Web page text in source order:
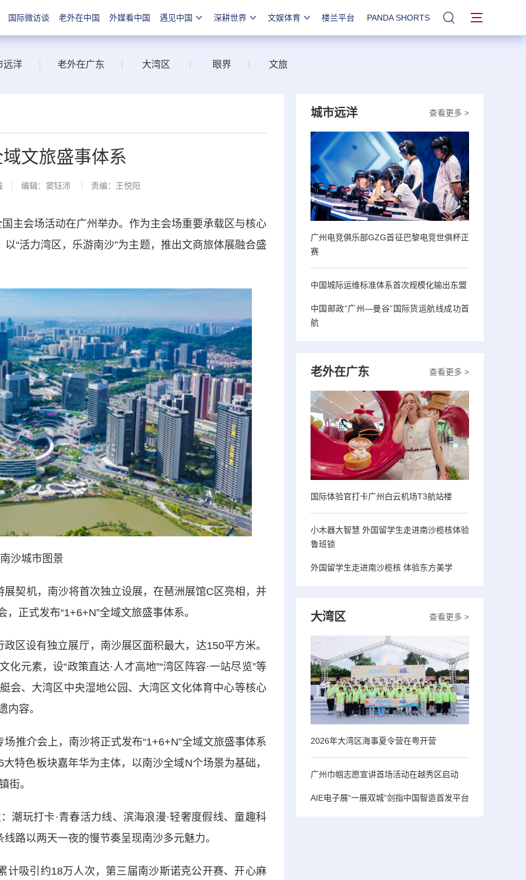
国际微访谈 老外在中国 外媒看中国 遇见中国 深耕世界 文娱体育 楼兰平台 PANDA SHORTS 站内搜索
远洋 老外在广东 大湾区 眼界 文旅
文旅盛事体系
编辑：窦钰沛 责编：王悦阳
会场活动在广州举办。作为主会场重要承载区与核心
“活力湾区，乐游南沙”为主题，推出文商旅体展融合盛
南沙城市图景
机，南沙将首次独立设展，在琶洲展馆C区亮相，并
正式发布“1+6+N”全域文旅盛事体系。
设有独立展厅，南沙展区面积最大，达150平方米。
元素，设“政策直达·人才高地”“湾区阵容·一站尽览”等
会、大湾区中央湿地公园、大湾区文化体育中心等核心
内容。
介会上，南沙将正式发布“1+6+N”全域文旅盛事体系
特色板块嘉年华为主体，以南沙全域N个场景为基础，
街。
玩打卡·青春活力线、滨海浪漫·轻奢度假线、童趣科
路以两天一夜的慢节奏呈现南沙多元魅力。
吸引约18万人次，第三届南沙斯诺克公开赛、开心麻
查看更多 >
城市远洋
广州电竞俱乐部GZG首征巴黎电竞世俱杯正
赛
中国城际运维标准体系首次规模化输出东盟
中国邮政“广州—曼谷”国际货运航线成功首
航
查看更多 >
老外在广东
国际体验官打卡广州白云机场T3航站楼
小木器大智慧 外国留学生走进南沙榄核体验
鲁班锁
外国留学生走进南沙榄核 体验东方美学
查看更多 >
大湾区
2026年大湾区海事夏令营在粤开营
广州巾帼志愿宣讲首场活动在越秀区启动
AIE电子展“一展双城”剑指中国智造首发平台